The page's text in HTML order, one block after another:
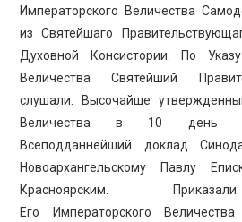
Императорского Величества
из Святейшаго
Духовной Консистории. По
Величества Святейший
слушали: Высочайше
Величества в 10 день
Всеподданнейший доклад
Новоархангельскому Павлу
Красноярским.
Его Императорского